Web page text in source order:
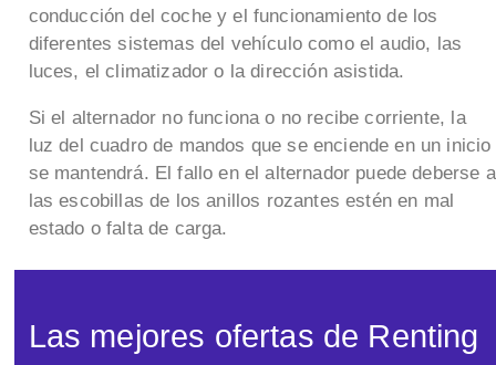
conducción del coche y el funcionamiento de los
diferentes sistemas del vehículo como el audio, las
luces, el climatizador o la dirección asistida.
Si el alternador no funciona o no recibe corriente, la
luz del cuadro de mandos que se enciende en un inicio
se mantendrá. El fallo en el alternador puede deberse a
las escobillas de los anillos rozantes estén en mal
estado o falta de carga.
Las mejores ofertas de Renting